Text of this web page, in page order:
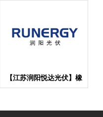
【江苏润阳悦达光伏】橡
胶接头合同